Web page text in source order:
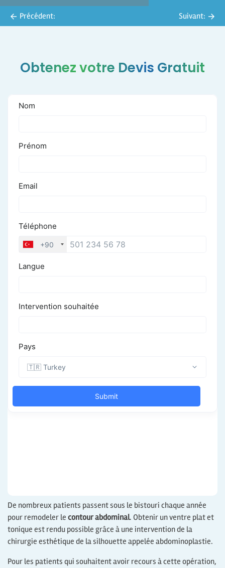
Précédent: Suivant:
Obtenez votre Devis Gratuit
De nombreux patients passent sous le bistouri chaque année
pour remodeler le contour abdominal. Obtenir un ventre plat et
tonique est rendu possible grâce à une intervention de la
chirurgie esthétique de la silhouette appelée abdominoplastie.
Pour les patients qui souhaitent avoir recours à cette opération,